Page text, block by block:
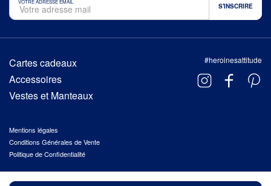
Cartes cadeaux
Accessoires
Vestes et Manteaux
#heroinesattitude
Mentions légales
Conditions Générales de Vente
Politique de Confidentialité